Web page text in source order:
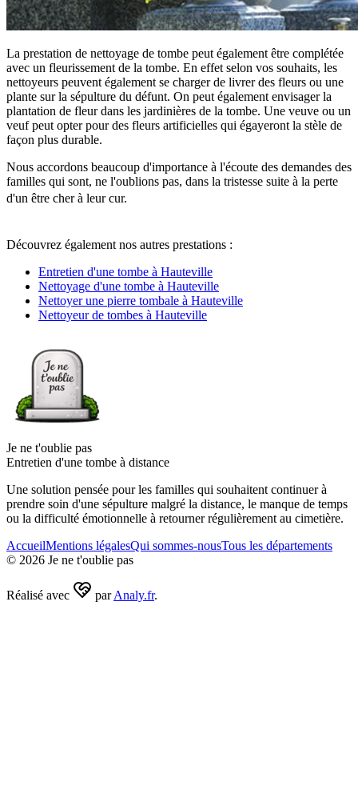
La prestation de nettoyage de tombe peut également être complétée
avec un fleurissement de la tombe. En effet selon vos souhaits, les
nettoyeurs peuvent également se charger de livrer des fleurs ou une
plante sur la sépulture du défunt. On peut également envisager la
plantation de fleur dans les jardinières de la tombe. Une veuve ou un
veuf peut opter pour des fleurs artificielles qui égayeront la stèle de
façon plus durable.
Nous accordons beaucoup d'importance à l'écoute des demandes des
familles qui sont, ne l'oublions pas, dans la tristesse suite à la perte
d'un être cher à leur cur.
Découvrez également nos autres prestations :
Entretien d'une tombe à Hauteville
Nettoyage d'une tombe à Hauteville
Nettoyer une pierre tombale à Hauteville
Nettoyeur de tombes à Hauteville
Je ne t'oublie pas
Entretien d'une tombe à distance
Une solution pensée pour les familles qui souhaitent continuer à
prendre soin d'une sépulture malgré la distance, le manque de temps
ou la difficulté émotionnelle à retourner régulièrement au cimetière.
AccueilMentions légalesQui sommes-nousTous les départements
© 2026 Je ne t'oublie pas
Réalisé avec par Analy.fr.